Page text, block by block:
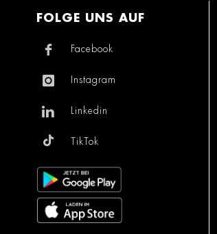
FOLGE UNS AUF
Facebook
Instagram
Linkedin
TikTok